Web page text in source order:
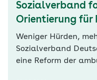
Sozialverband
Orientierung für
Weniger Hürden,
Sozialverband
eine Reform der